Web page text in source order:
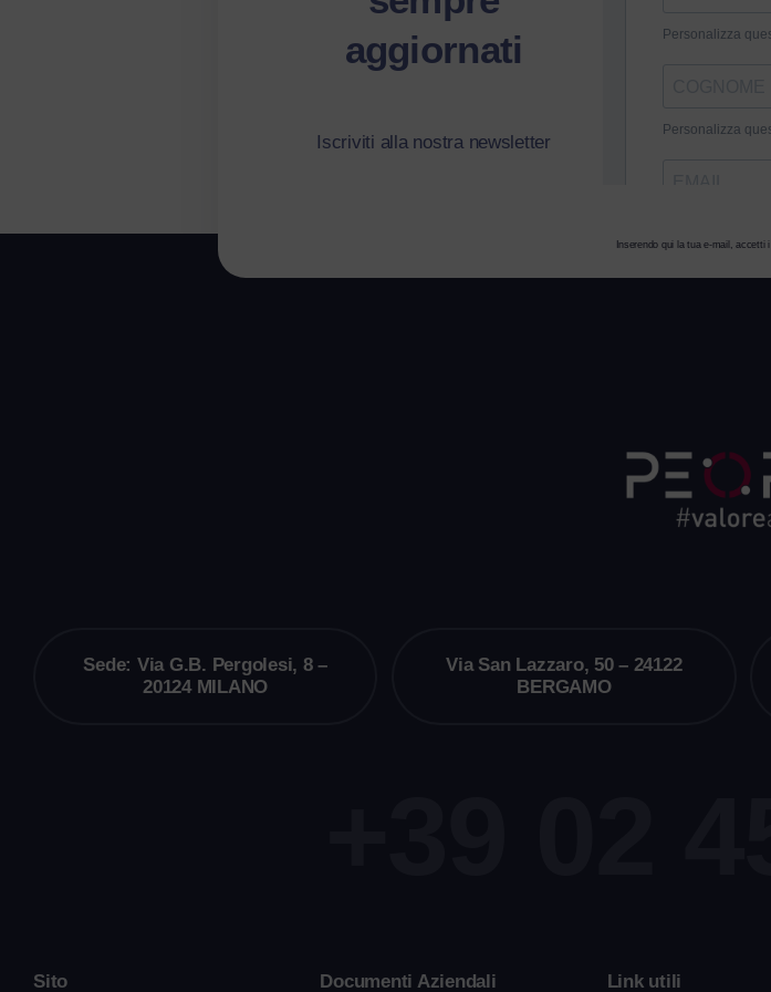
aggiornati
Iscriviti alla nostra newsletter
Inserendo qui la tua e-mail, accetti i
Sede: Via G.B. Pergolesi, 8 –
20124 MILANO
Via San Lazzaro, 50 – 24122
BERGAMO
Sito Documenti Aziendali Link utili